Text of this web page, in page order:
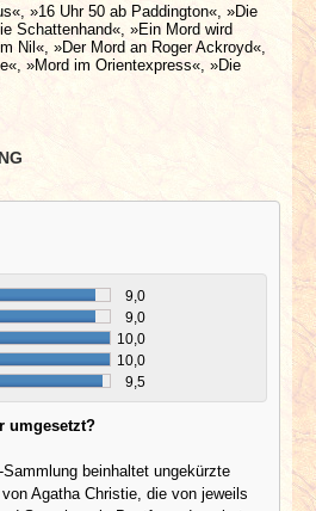
»16 Uhr 50 ab Paddington«, »Die
Schattenhand«, »Ein Mord wird
Nil«, »Der Mord an Roger Ackroyd«,
»Mord im Orientexpress«, »Die
9,0
9,0
10,0
10,0
9,5
umgesetzt?
beinhaltet ungekürzte
von Agatha Christie, die von jeweils